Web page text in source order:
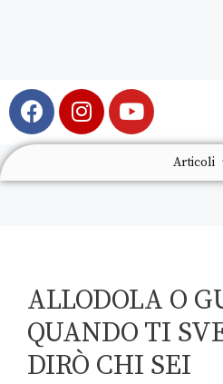
Articoli
ALLODOLA O
QUANDO TI
DIRÒ CHI SEI